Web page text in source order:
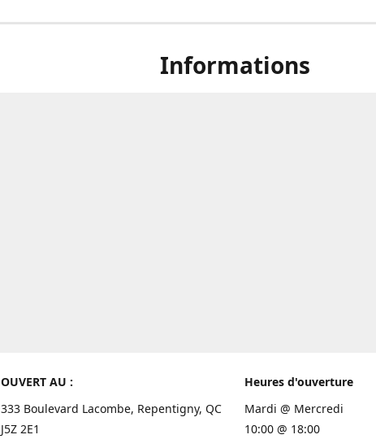
Informations
OUVERT AU :
333 Boulevard Lacombe, Repentigny, QC
J5Z 2E1
Heures d'ouverture
Mardi @ Mercredi
10:00 @ 18:00